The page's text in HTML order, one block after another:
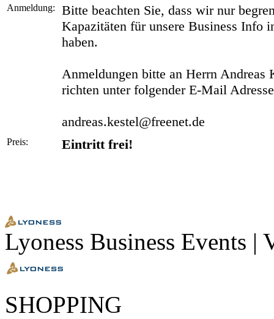
Anmeldung:
Bitte beachten Sie, dass wir nur
Kapazitäten für unsere Business Info
haben.
Anmeldungen bitte an Herrn Andreas
richten unter folgender E-Mail
andreas.kestel@freenet.de
Preis: Eintritt frei!
Lyoness Business Events |
SHOPPING